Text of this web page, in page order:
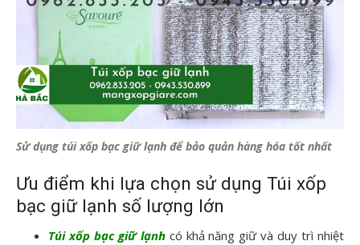
Sử dụng túi xốp bạc giữ lạnh để bảo quản hàng hóa tốt nhất
Ưu điểm khi lựa chọn sử dụng Túi xốp
bạc giữ lạnh số lượng lớn
Túi xốp bạc giữ lạnhcó khả năng giữ và duy trì nhiệt